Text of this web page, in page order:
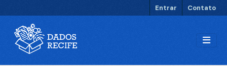
Entrar Contato